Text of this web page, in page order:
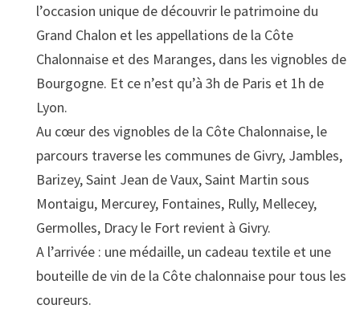
l’occasion unique de découvrir le patrimoine du
Grand Chalon et les appellations de la Côte
Chalonnaise et des Maranges, dans les vignobles de
Bourgogne. Et ce n’est qu’à 3h de Paris et 1h de
Lyon.
Au cœur des vignobles de la Côte Chalonnaise, le
parcours traverse les communes de Givry, Jambles,
Barizey, Saint Jean de Vaux, Saint Martin sous
Montaigu, Mercurey, Fontaines, Rully, Mellecey,
Germolles, Dracy le Fort revient à Givry.
A l’arrivée : une médaille, un cadeau textile et une
bouteille de vin de la Côte chalonnaise pour tous les
coureurs.